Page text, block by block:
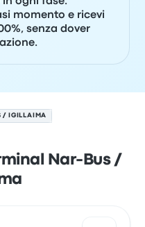
momento e ricevi
senza dover
/ IGILLAIMA
Nar-Bus /